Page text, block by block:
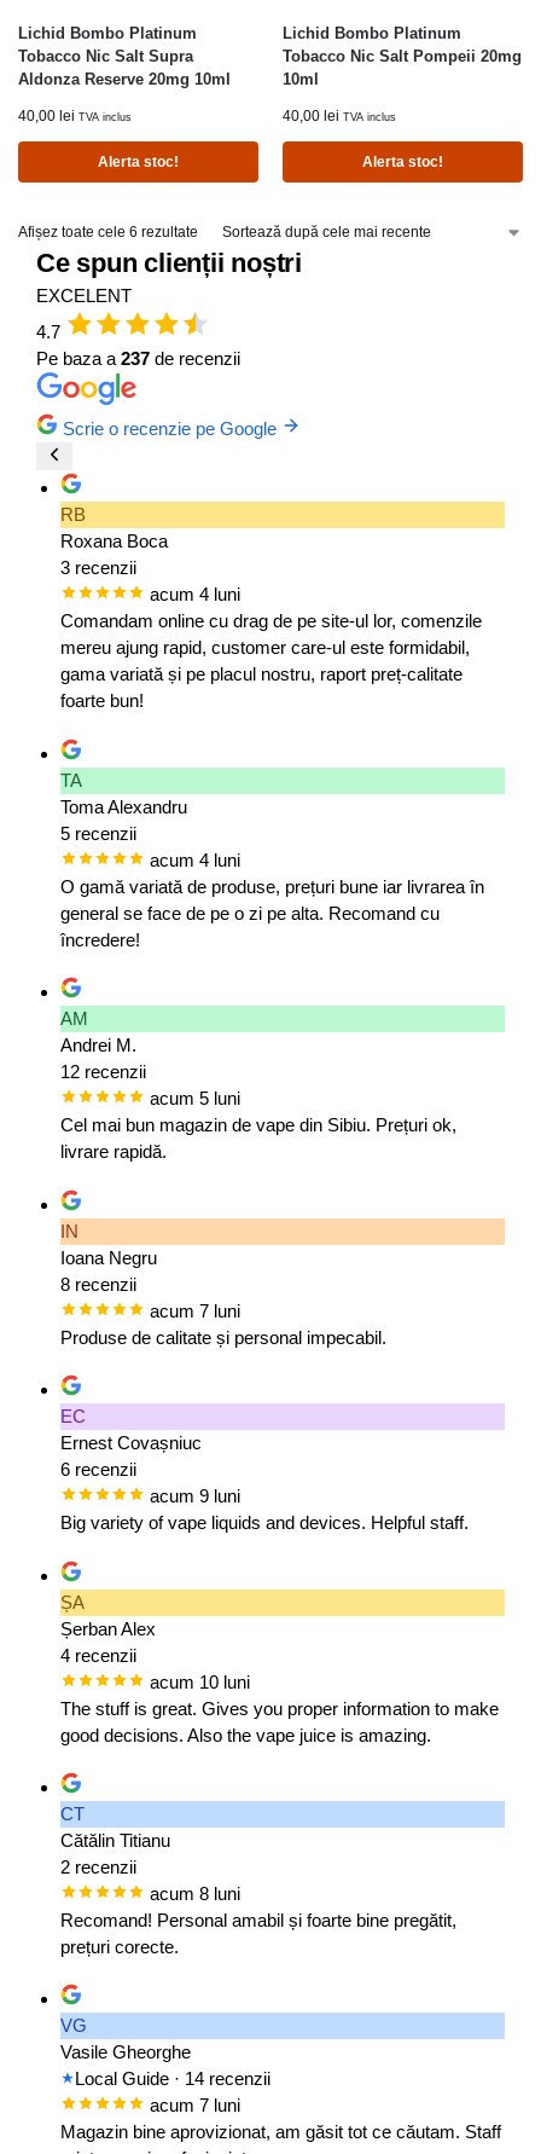
Lichid Bombo Platinum
Tobacco Nic Salt Supra
Aldonza Reserve 20mg 10ml
40,00 lei TVA inclus
Alerta stoc!
Lichid Bombo Platinum
Tobacco Nic Salt Pompeii 20mg
10ml
40,00 lei TVA inclus
Alerta stoc!
Afișez toate cele 6 rezultate
Ce spun clienții noștri
EXCELENT
4.7
Pe baza a 237 de recenzii
Scrie o recenzie pe Google
RB
Roxana Boca
3 recenzii
acum 4 luni
Comandam online cu drag de pe site-ul lor, comenzile
mereu ajung rapid, customer care-ul este formidabil,
gama variată și pe placul nostru, raport preț-calitate
foarte bun!
TA
Toma Alexandru
5 recenzii
acum 4 luni
O gamă variată de produse, prețuri bune iar livrarea în
general se face de pe o zi pe alta. Recomand cu
încredere!
AM
Andrei M.
12 recenzii
acum 5 luni
Cel mai bun magazin de vape din Sibiu. Prețuri ok,
livrare rapidă.
IN
Ioana Negru
8 recenzii
acum 7 luni
Produse de calitate și personal impecabil.
EC
Ernest Covașniuc
6 recenzii
acum 9 luni
Big variety of vape liquids and devices. Helpful staff.
ȘA
Șerban Alex
4 recenzii
acum 10 luni
The stuff is great. Gives you proper information to make
good decisions. Also the vape juice is amazing.
CT
Cătălin Titianu
2 recenzii
acum 8 luni
Recomand! Personal amabil și foarte bine pregătit,
prețuri corecte.
VG
Vasile Gheorghe
Local Guide · 14 recenzii
acum 7 luni
Magazin bine aprovizionat, am găsit tot ce căutam. Staff